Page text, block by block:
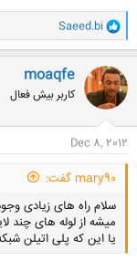
و
ا
ک
ن
ش
ه
ا
Saeed.bi
moaqfe
کاربر بیش فعال
Dec 8, 2012
mary90 گفت:
سلام راه های زیادی
میشه از لوله های چند
یا این که پلی اتیلن